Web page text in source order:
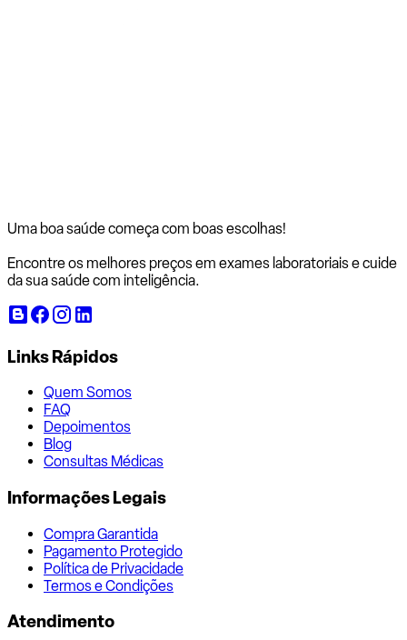
Uma boa saúde começa com boas escolhas!
Encontre os melhores preços em exames laboratoriais e cuide
da sua saúde com inteligência.
Links Rápidos
Quem Somos
FAQ
Depoimentos
Blog
Consultas Médicas
Informações Legais
Compra Garantida
Pagamento Protegido
Política de Privacidade
Termos e Condições
Atendimento